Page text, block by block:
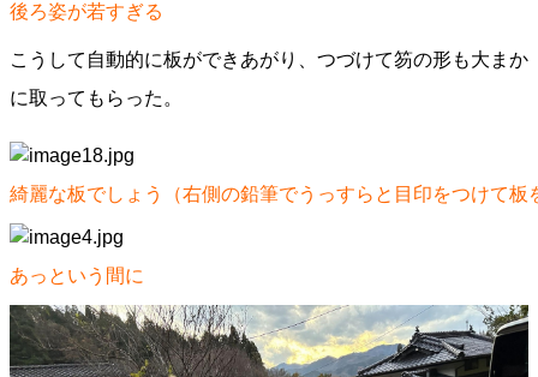
後ろ姿が若すぎる
こうして自動的に板ができあがり、つづけて笏の形も大まか
に取ってもらった。
綺麗な板でしょう（右側の鉛筆でうっすらと目印をつけて板
あっという間に